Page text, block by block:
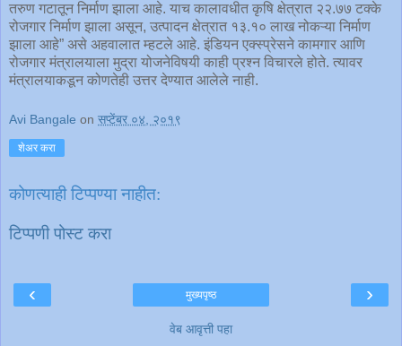
तरुण गटातून निर्माण झाला आहे. याच कालावधीत कृषि क्षेत्रात २२.७७ टक्के
रोजगार निर्माण झाला असून, उत्पादन क्षेत्रात १३.१० लाख नोकऱ्या निर्माण
झाला आहे” असे अहवालात म्हटले आहे. इंडियन एक्स्प्रेसने कामगार आणि
रोजगार मंत्रालयाला मुद्रा योजनेविषयी काही प्रश्न विचारले होते. त्यावर
मंत्रालयाकडून कोणतेही उत्तर देण्यात आलेले नाही.
Avi Bangale on सप्टेंबर ०४, २०१९
शेअर करा
कोणत्याही टिप्पण्‍या नाहीत:
टिप्पणी पोस्ट करा
‹ ›
मुख्यपृष्ठ
वेब आवृत्ती पहा